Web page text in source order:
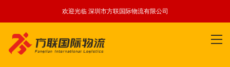
欢迎光临 深圳市方联国际物流有限公司